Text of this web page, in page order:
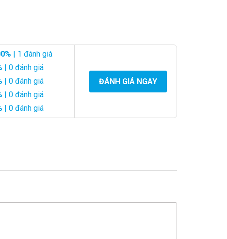
| 1 đánh giá
| 0 đánh giá
| 0 đánh giá
| 0 đánh giá
| 0 đánh giá
ĐÁNH GIÁ NGAY